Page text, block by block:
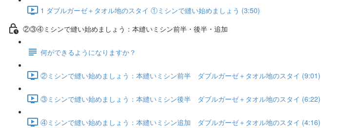
1 ダブルガーゼ＋タオル地のスタイ ①ミシンで縫い始めましょう (3:50)
②③④ミシンで縫い始めましょう：本縫いミシン前半・後半・追加
何ができるようになりますか？
②ミシンで縫い始めましょう：本縫いミシン前半 ダブルガーゼ＋タオル地のスタイ (9:01)
③ミシンで縫い始めましょう：本縫いミシン後半 ダブルガーゼ＋タオル地のスタイ (6:22)
④ミシンで縫い始めましょう：本縫いミシン追加 ダブルガーゼ＋タオル地のスタイ (4:16)